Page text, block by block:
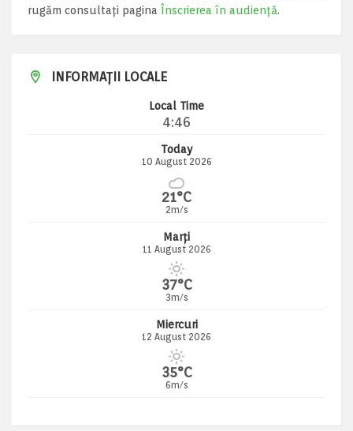
rugăm consultați pagina Înscrierea în audiență.
INFORMAȚII LOCALE
Local Time
4:46
Today
10 August 2026
21°C
2m/s
Marți
11 August 2026
37°C
3m/s
Miercuri
12 August 2026
35°C
6m/s